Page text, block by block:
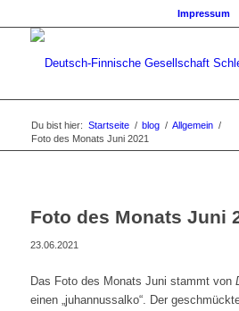
Impressum
Du bist hier: Startseite / blog / Allgemein /
Foto des Monats Juni 2021
Foto des Monats Juni
23.06.2021
Das Foto des Monats Juni stammt von
einen „juhannussalko“. Der